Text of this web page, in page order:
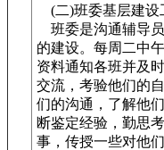
(二)班委基层建设
班委是沟通辅导
的建设。每周二中
资料通知各班并及
交流，考验他们的
们的沟通，了解他
断鉴定经验，勤思
事，传授一些对他